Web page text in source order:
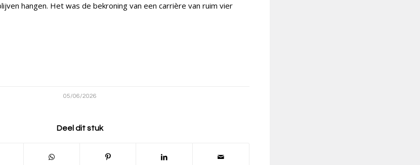
hangen. Het was de bekroning van een carrière van ruim vier
05/06/2026
Deel dit stuk